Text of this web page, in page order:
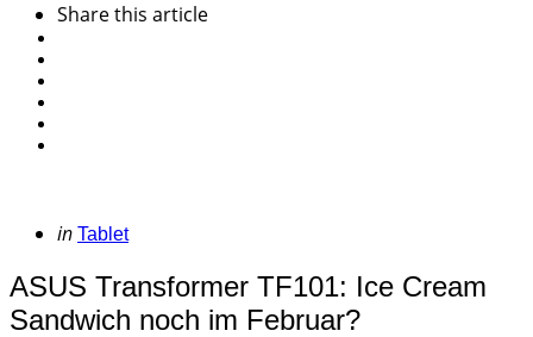
Sharethis article
Categories
Posted
in Tablet
ASUS Transformer TF101: Ice Cream
Sandwich noch im Februar?